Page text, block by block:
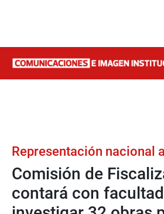
Representación nacional
Comisión de
contará con